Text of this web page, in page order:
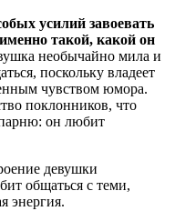
усилий завоевать
такой, какой он
необычайно мила и
поскольку владеет
чувством юмора.
поклонников, что
он любит
девушки
общаться с теми,
энергия.